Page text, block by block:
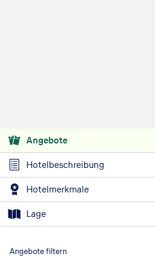
Angebote
Hotelbeschreibung
Hotelmerkmale
Lage
Angebote filtern